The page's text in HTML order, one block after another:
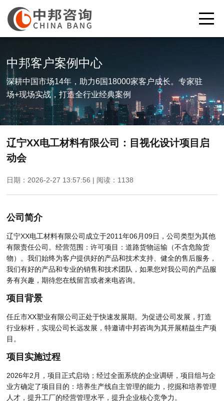
中邦客户案例中心
深耕中国市场14年，助力6国18000家客户成长。专家驻
场+现场实战，打造全行业经典案例
辽宁XX电工材料有限公司：目视化设计项目启
动会
日期：2026-2-27 13:57:56 | 阅读： 1138
公司简介
辽宁XX电工材料有限公司成立于2011年06月09日，公司类型为其他
有限责任公司。经营范围：许可项目：道路货物运输（不含危险货
物）。我们始终为客户提供好的产品和技术支持、健全的售后服务，
我们有好的产品和专业的销售和技术团队，如果您对我公司的产品服
务有兴趣，期待您在线留言或者来电咨询。
项目背景
任丘市XX塑业有限公司正处于快速发展期。为促进公司发展，打造
行业标杆，实现公司长远发展，特邀请中邦咨询为其开展精益生产项
目。
项目实施过程
2026年2月，项目正式启动；经过全面系统的企业调研，项目组与企
业方确定了项目目的：培养生产线自主管理的能力，挖掘和培养管理
人才，提升工厂的经营管理水平，提升企业核心竞争力。